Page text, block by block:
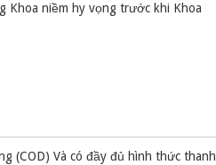
Khoa niềm hy vọng trước khi Khoa
(COD) Và có đầy đủ hình thức thanh